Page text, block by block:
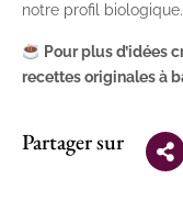
notre profil biologique.
Pour plus d’idées
recettes originales à
Partager sur